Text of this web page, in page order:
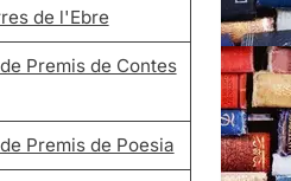
de l'Ebre
Premis de Contes
Premis de Poesia